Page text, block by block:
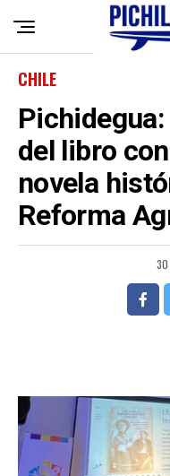
CHILE
del libro
novela
Reforma